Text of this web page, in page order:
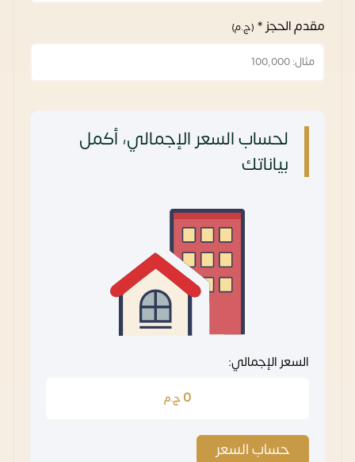
مقدم الحجز * (ج.م)
لحساب السعر الإجمالي، أكمل
بياناتك
السعر الإجمالي:
0 ج.م
حساب السعر